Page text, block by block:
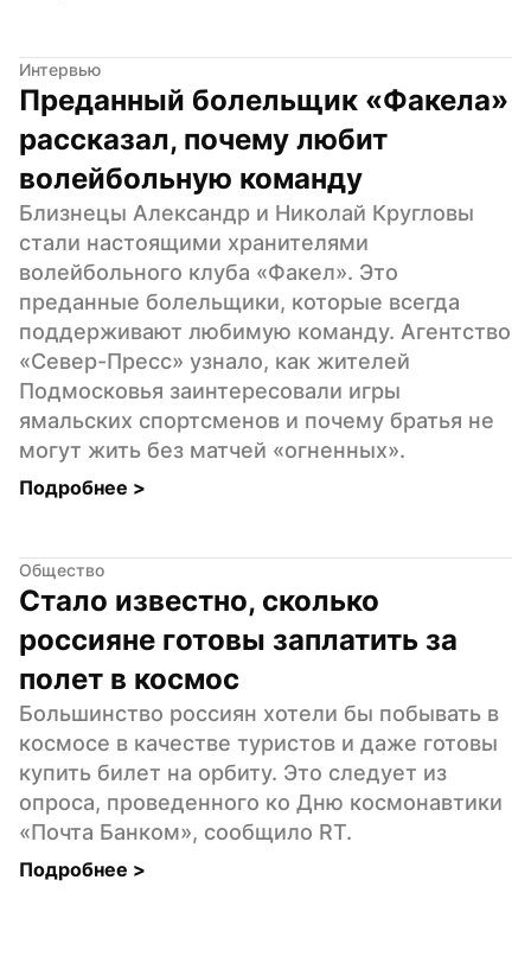
Интервью
Преданный болельщик «Факела»
рассказал, почему любит
волейбольную команду
Близнецы Александр и Николай Кругловы
стали настоящими хранителями
волейбольного клуба «Факел». Это
преданные болельщики, которые всегда
поддерживают любимую команду. Агентство
«Север-Пресс» узнало, как жителей
Подмосковья заинтересовали игры
ямальских спортсменов и почему братья не
могут жить без матчей «огненных».
Подробнее >
Общество
Стало известно, сколько
россияне готовы заплатить за
полет в космос
Большинство россиян хотели бы побывать в
космосе в качестве туристов и даже готовы
купить билет на орбиту. Это следует из
опроса, проведенного ко Дню космонавтики
«Почта Банком», сообщило RT.
Подробнее >